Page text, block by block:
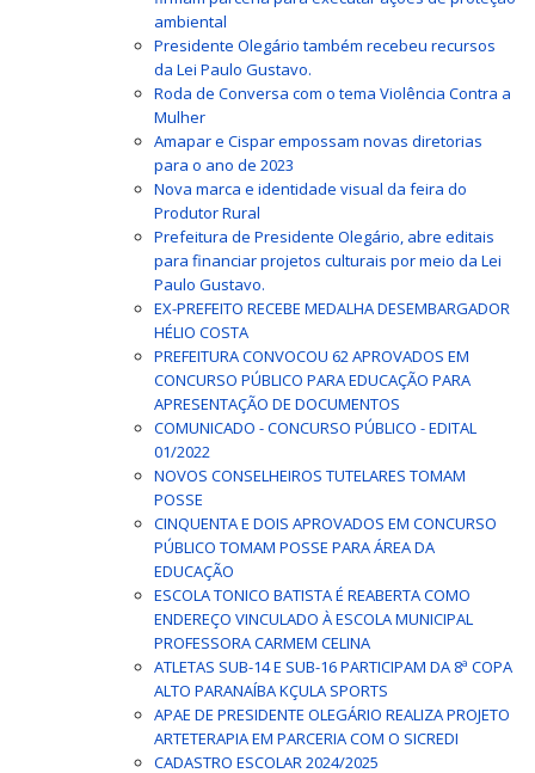
ambiental
Presidente Olegário também recebeu recursos
da Lei Paulo Gustavo.
Roda de Conversa com o tema Violência Contra a
Mulher
Amapar e Cispar empossam novas diretorias
para o ano de 2023
Nova marca e identidade visual da feira do
Produtor Rural
Prefeitura de Presidente Olegário, abre editais
para financiar projetos culturais por meio da Lei
Paulo Gustavo.
EX-PREFEITO RECEBE MEDALHA DESEMBARGADOR
HÉLIO COSTA
PREFEITURA CONVOCOU 62 APROVADOS EM
CONCURSO PÚBLICO PARA EDUCAÇÃO PARA
APRESENTAÇÃO DE DOCUMENTOS
COMUNICADO - CONCURSO PÚBLICO - EDITAL
01/2022
NOVOS CONSELHEIROS TUTELARES TOMAM
POSSE
CINQUENTA E DOIS APROVADOS EM CONCURSO
PÚBLICO TOMAM POSSE PARA ÁREA DA
EDUCAÇÃO
ESCOLA TONICO BATISTA É REABERTA COMO
ENDEREÇO VINCULADO À ESCOLA MUNICIPAL
PROFESSORA CARMEM CELINA
ATLETAS SUB-14 E SUB-16 PARTICIPAM DA 8ª COPA
ALTO PARANAÍBA KÇULA SPORTS
APAE DE PRESIDENTE OLEGÁRIO REALIZA PROJETO
ARTETERAPIA EM PARCERIA COM O SICREDI
CADASTRO ESCOLAR 2024/2025